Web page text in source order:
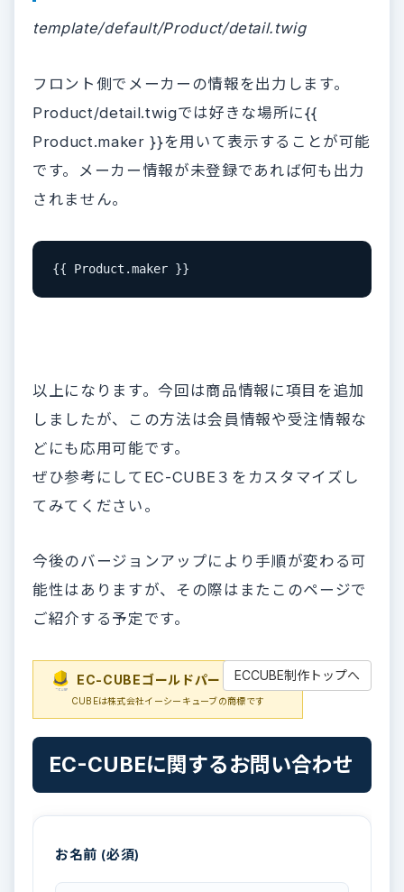
template/default/Product/detail.twig
フロント側でメーカーの情報を出力します。
Product/detail.twigでは好きな場所に{{
Product.maker }}を用いて表示することが可能
です。メーカー情報が未登録であれば何も出力
されません。
{{ Product.maker }}
以上になります。今回は商品情報に項目を追加
しましたが、この方法は会員情報や受注情報な
どにも応用可能です。
ぜひ参考にしてEC-CUBE３をカスタマイズし
てみてください。
今後のバージョンアップにより手順が変わる可
能性はありますが、その際はまたこのページで
ご紹介する予定です。
EC-CUBEゴールドパートナーEC-
CUBEは株式会社イーシーキューブの商標です
ECCUBE制作トップへ
EC-CUBEに関するお問い合わせ
お名前 (必須)